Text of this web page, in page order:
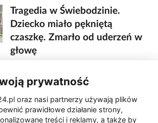
Tragedia w Świebodzinie.
Dziecko miało pękniętą
czaszkę. Zmarło od uderzeń w
głowę
Gorzów: Nowy asfalt na
Kosynierów Gdyńskich. Prace
rozpoczną się w poniedziałek
prywatność
oraz nasi partnerzy używają plików
prawidłowe działanie strony,
treści i reklamy, a także by